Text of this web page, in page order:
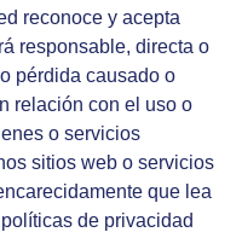
reconoce y acepta
responsable, directa o
pérdida causado o
relación con el uso o
o servicios
sitios web o servicios
que lea
de privacidad